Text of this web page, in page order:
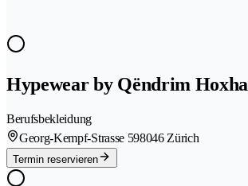
Hypewear by Qëndrim Hoxha
Berufsbekleidung
Georg-Kempf-Strasse 598046 Zürich
Termin reservieren